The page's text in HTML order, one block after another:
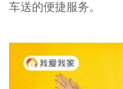
车送的便捷服务。